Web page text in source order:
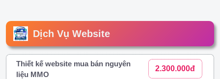
Dịch Vụ Website
Thiết kế website mua bán nguyên
liệu MMO
2.300.000đ